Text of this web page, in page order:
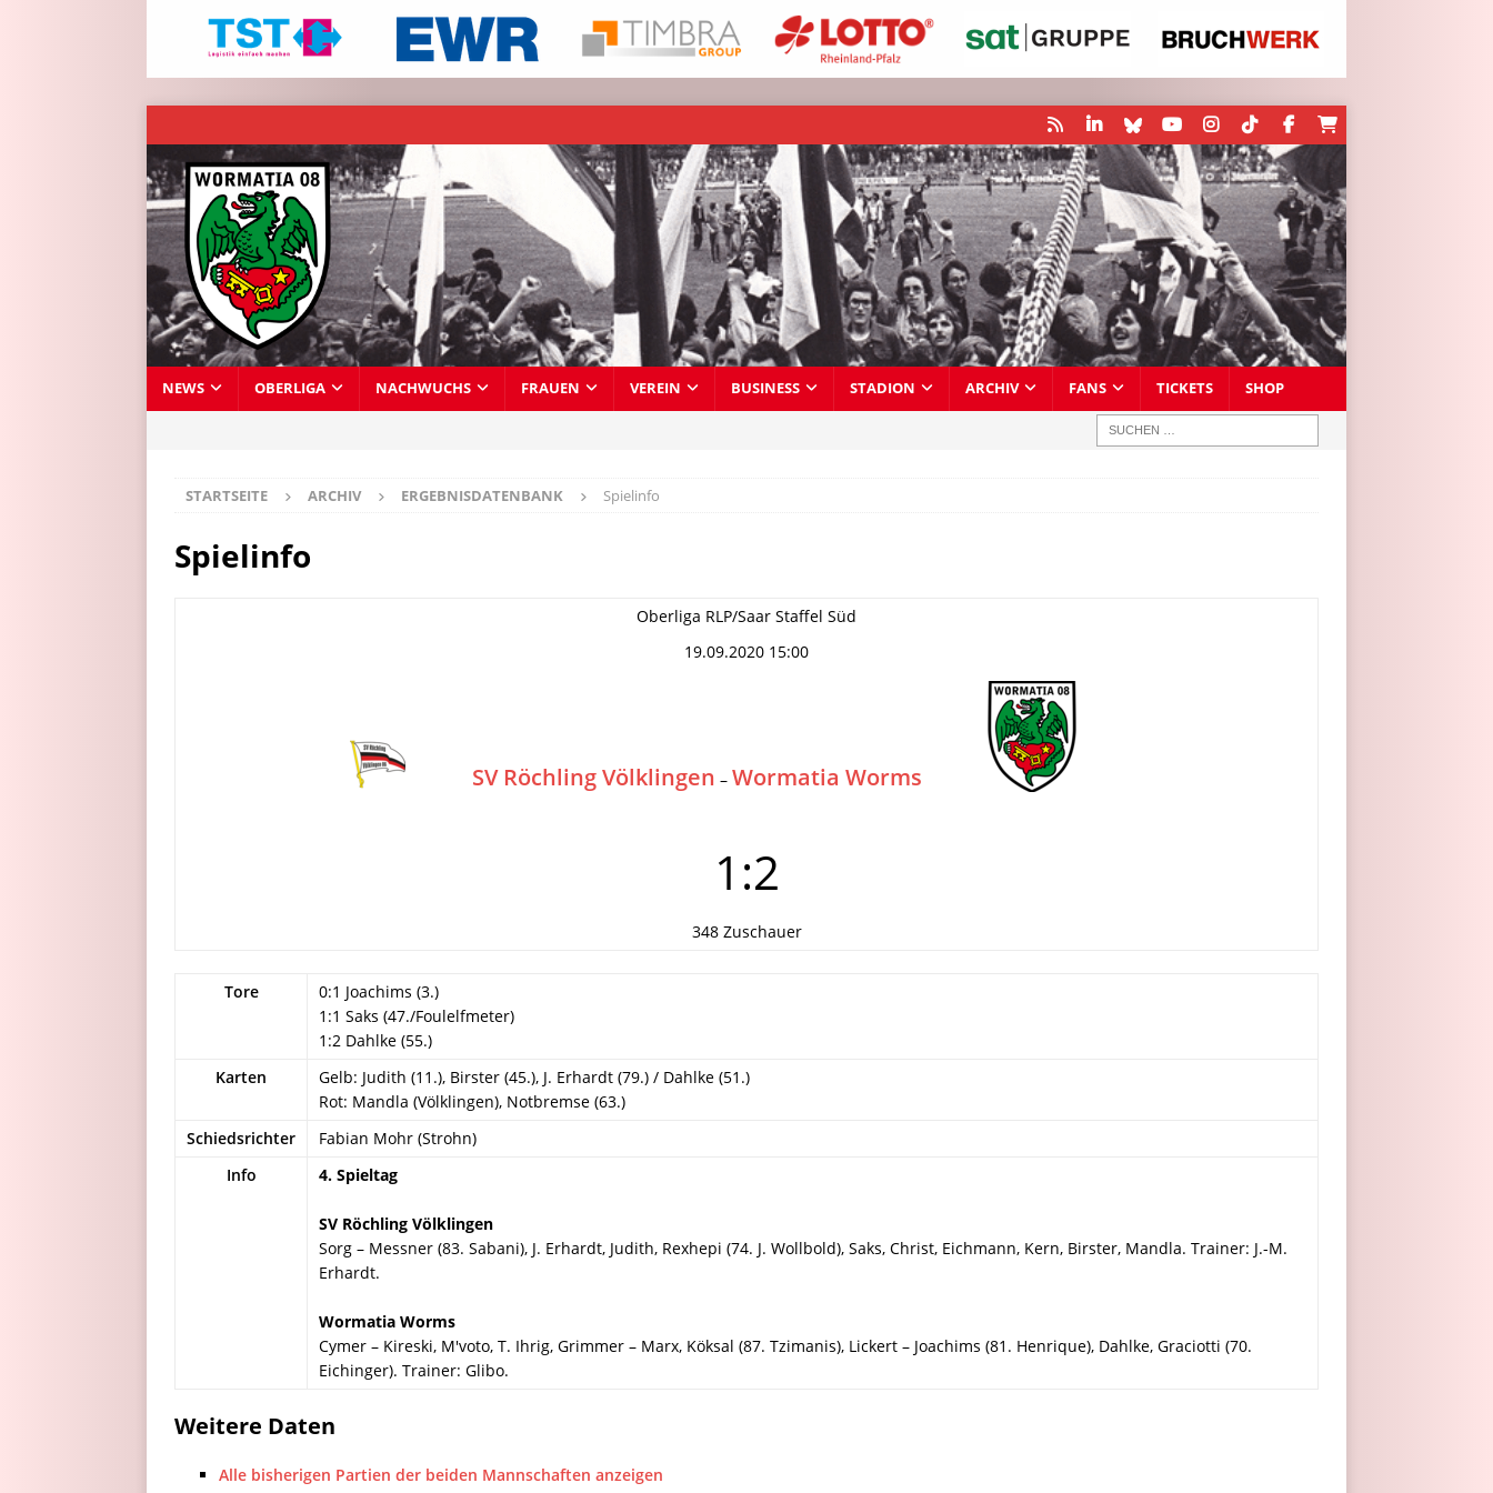
NEWS OBERLIGA NACHWUCHS FRAUEN VEREIN BUSINESS STADION ARCHIV FANS TICKETS SHOP
STARTSEITE ARCHIV ERGEBNISDATENBANK Spielinfo
Spielinfo
Oberliga RLP/Saar Staffel Süd
19.09.2020 15:00
SV Röchling Völklingen – Wormatia Worms
1:2
348 Zuschauer
Tore
0:1 Joachims (3.)
1:1 Saks (47./Foulelfmeter)
1:2 Dahlke (55.)
Karten
Gelb: Judith (11.), Birster (45.), J. Erhardt (79.) / Dahlke (51.)
Rot: Mandla (Völklingen), Notbremse (63.)
Schiedsrichter
Fabian Mohr (Strohn)
Info
4. Spieltag
SV Röchling Völklingen
Sorg – Messner (83. Sabani), J. Erhardt, Judith, Rexhepi (74. J. Wollbold), Saks, Christ, Eichmann, Kern, Birster, Mandla. Trainer: J.-M.
Erhardt.
Wormatia Worms
Cymer – Kireski, M'voto, T. Ihrig, Grimmer – Marx, Köksal (87. Tzimanis), Lickert – Joachims (81. Henrique), Dahlke, Graciotti (70.
Eichinger). Trainer: Glibo.
Weitere Daten
Alle bisherigen Partien der beiden Mannschaften anzeigen